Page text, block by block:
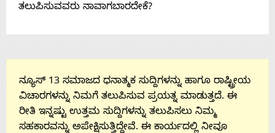
ತಲುಪಿಸುವವರು ನಾವಾಗಬಾರದೇಕೆ?
ನ್ಯೂಸ್ 13 ಸಮಾಜದ ಧನಾತ್ಮಕ ಸುದ್ದಿಗಳನ್ನು ಹಾಗೂ ರಾಷ್ಟ್ರೀಯ
ವಿಚಾರಗಳನ್ನು ನಿಮಗೆ ತಲುಪಿಸುವ ಪ್ರಯತ್ನ ಮಾಡುತ್ತದೆ. ಈ
ರೀತಿ ಇನ್ನಷ್ಟು ಉತ್ತಮ ಸುದ್ದಿಗಳನ್ನು ತಲುಪಿಸಲು ನಿಮ್ಮ
ಸಹಕಾರವನ್ನು ಅಪೇಕ್ಷಿಸುತ್ತಿದ್ದೇವೆ. ಈ ಕಾರ್ಯದಲ್ಲಿ ನೀವೂ